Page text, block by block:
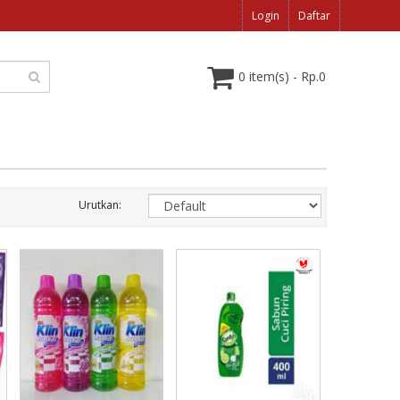
Login Daftar
0 item(s) - Rp.0
Urutkan: